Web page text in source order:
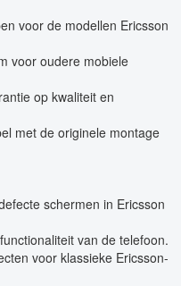
voor de modellen Ericsson
voor oudere mobiele
op kwaliteit en
met de originele montage
schermen in Ericsson
van de telefoon.
voor klassieke Ericsson-